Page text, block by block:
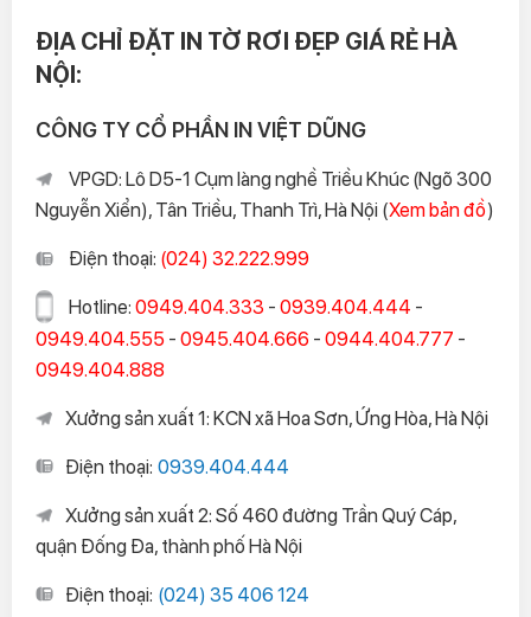
ĐỊA CHỈ ĐẶT IN TỜ RƠI ĐẸP GIÁ RẺ HÀ
NỘI:
CÔNG TY CỔ PHẦN IN VIỆT DŨNG
VPGD: Lô D5-1 Cụm làng nghề Triều Khúc (Ngõ 300
Nguyễn Xiển), Tân Triều, Thanh Trì, Hà Nội (Xem bản đồ)
Điện thoại: (024) 32.222.999
Hotline: 0949.404.333 - 0939.404.444 -
0949.404.555 - 0945.404.666 - 0944.404.777 -
0949.404.888
Xưởng sản xuất 1: KCN xã Hoa Sơn, Ứng Hòa, Hà Nội
Điện thoại: 0939.404.444
Xưởng sản xuất 2: Số 460 đường Trần Quý Cáp,
quận Đống Đa, thành phố Hà Nội
Điện thoại: (024) 35 406 124